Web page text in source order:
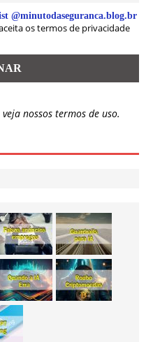
@minutodaseguranca.blog.br
os termos de privacidade
veja nossos termos de uso.